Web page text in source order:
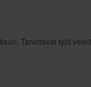
Tarvittavat työt